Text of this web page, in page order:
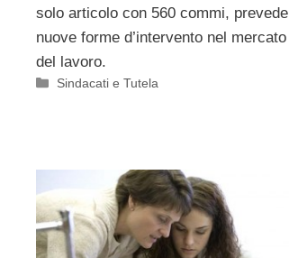
solo articolo con 560 commi, prevede
nuove forme d’intervento nel mercato
del lavoro.
Categorie
Sindacati e Tutela